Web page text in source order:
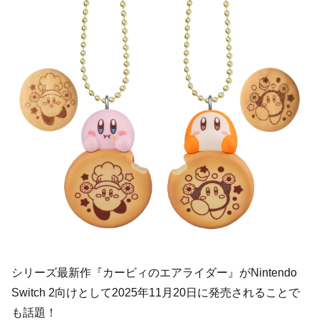
シリーズ最新作『カービィのエアライダー』がNintendo
Switch 2向けとして2025年11月20日に発売されることで
も話題！